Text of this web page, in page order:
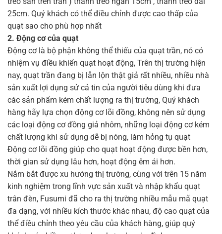
25cm. Quý khách có thể điều chỉnh được cao thấp của
quạt sao cho phù hợp nhất
2. Động cơ của quạt
Động cơ là bộ phận không thể thiếu của quạt trần, nó có
nhiệm vụ điều khiển quạt hoạt động, Trên thị trường hiện
nay, quạt trần đang bị lẫn lộn thật giả rất nhiều, nhiều nhà
sản xuất lợi dụng sử cả tin của người tiêu dùng khi đưa
các sản phẩm kém chất lượng ra thị trường, Quý khách
hàng hãy lựa chọn động cơ lõi đồng, không nên sử dụng
các loại động cơ đồng giả nhôm, những loại động cơ kém
chất lượng khi sử dụng dễ bị nóng, làm hỏng tụ quạt
Động cơ lõi đồng giúp cho quạt hoạt động được bền hơn,
thời gian sử dụng lâu hơn, hoạt động êm ái hơn.
Nắm bắt được xu hướng thị trường, cùng với trên 15 năm
kinh nghiệm trong lĩnh vực sản xuất và nhập khẩu quạt
trân đèn, Fusumi đã cho ra thị trường nhiều mẫu mã quạt
đa dạng, với nhiều kích thước khác nhau, độ cao quạt của
thể điều chỉnh theo yêu cầu của khách hàng, giúp quý